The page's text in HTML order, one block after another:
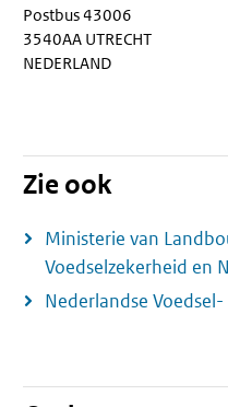
Postbus 43006
3540AA UTRECHT
NEDERLAND
Zie ook
Ministerie van
Voedselzekerheid en
Nederlandse